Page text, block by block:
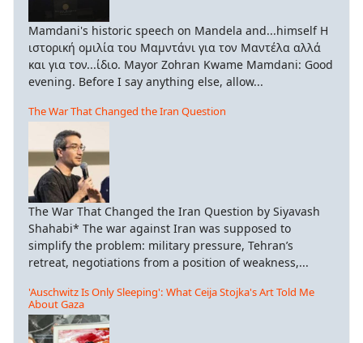
Mamdani's historic speech on Mandela and...himself Η
ιστορική ομιλία του Μαμντάνι για τον Μαντέλα αλλά
και για τον...ίδιο. Mayor Zohran Kwame Mamdani: Good
evening. Before I say anything else, allow...
The War That Changed the Iran Question
The War That Changed the Iran Question by Siyavash
Shahabi* The war against Iran was supposed to
simplify the problem: military pressure, Tehran’s
retreat, negotiations from a position of weakness,...
'Auschwitz Is Only Sleeping': What Ceija Stojka's Art Told Me
About Gaza